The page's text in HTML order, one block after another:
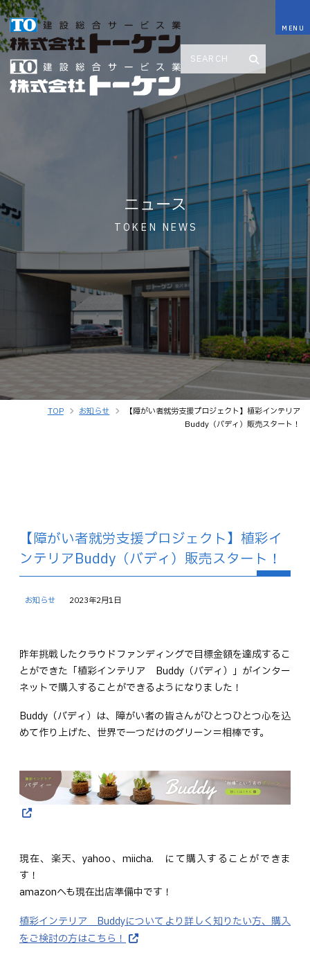
ニュース
TOKEN NEWS
TOP お知らせ
【障がい者就労支援プロジェクト】植彩インテリア
Buddy（バディ）販売スタート！
【障がい者就労支援プロジェクト】植彩イ
ンテリアBuddy（バディ）販売スタート！
お知らせ 2023年2月1日
昨年挑戦したクラウドファンディングで目標金額を達成するこ
とができた「植彩インテリア Buddy（バディ）」がインター
ネットで購入することができるようになりました！
Buddy（バディ）は、障がい者の皆さんがひとつひとつ心を込
めて作り上げた、世界で一つだけのグリーン＝相棒です。
現在、楽天、yahoo、miicha. にて購入することができま
す！
amazonへも現在出店準備中です！
植彩インテリア Buddyについてより詳しく知りたい方、購入
をご検討の方はこちら！